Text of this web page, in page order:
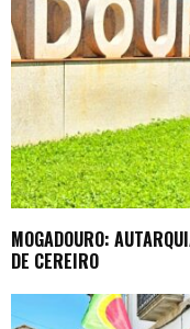
MOGADOURO:
DE CEREIRO